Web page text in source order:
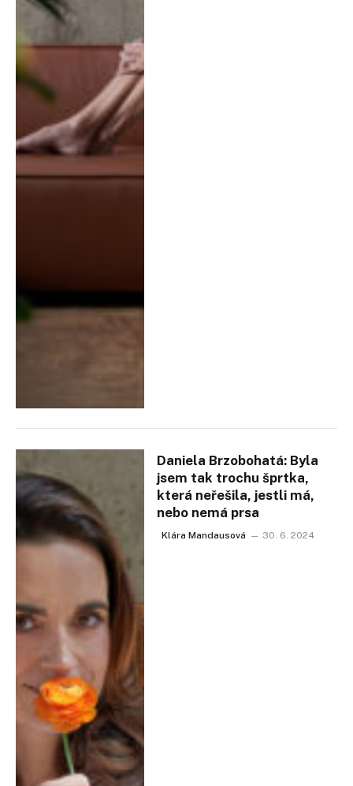
Daniela Brzobohatá: Byla
jsem tak trochu šprtka,
která neřešila, jestli má,
nebo nemá prsa
Klára Mandausová 30. 6. 2024